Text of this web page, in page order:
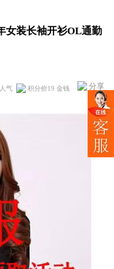
女装长袖开衫OL通勤
分享
气 积分价19 金钱